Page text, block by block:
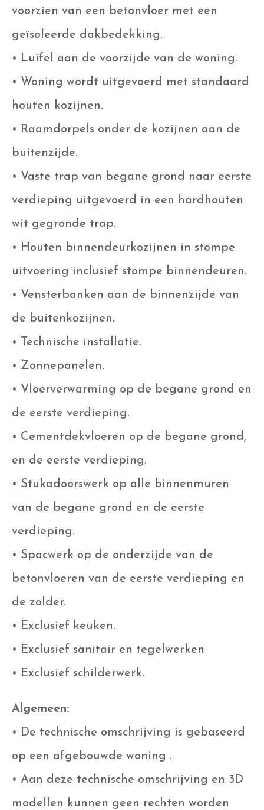
voorzien van een betonvloer met een
geïsoleerde dakbedekking.
• Luifel aan de voorzijde van de woning.
• Woning wordt uitgevoerd met standaard
houten kozijnen.
• Raamdorpels onder de kozijnen aan de
buitenzijde.
• Vaste trap van begane grond naar eerste
verdieping uitgevoerd in een hardhouten
wit gegronde trap.
• Houten binnendeurkozijnen in stompe
uitvoering inclusief stompe binnendeuren.
• Vensterbanken aan de binnenzijde van
de buitenkozijnen.
• Technische installatie.
• Zonnepanelen.
• Vloerverwarming op de begane grond en
de eerste verdieping.
• Cementdekvloeren op de begane grond,
en de eerste verdieping.
• Stukadoorswerk op alle binnenmuren
van de begane grond en de eerste
verdieping.
• Spacwerk op de onderzijde van de
betonvloeren van de eerste verdieping en
de zolder.
• Exclusief keuken.
• Exclusief sanitair en tegelwerken
• Exclusief schilderwerk.
Algemeen:
• De technische omschrijving is gebaseerd
op een afgebouwde woning .
• Aan deze technische omschrijving en 3D
modellen kunnen geen rechten worden